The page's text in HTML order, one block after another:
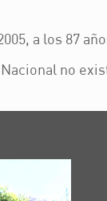
a los 87
no